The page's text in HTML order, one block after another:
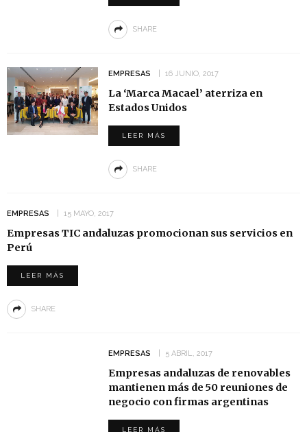
SHARE
EMPRESAS 16 JUNIO, 2017
La ‘Marca Macael’ aterriza en
Estados Unidos
LEER MÁS
SHARE
EMPRESAS 15 MAYO, 2017
Empresas TIC andaluzas promocionan sus servicios en
Perú
LEER MÁS
SHARE
EMPRESAS 5 ABRIL, 2017
Empresas andaluzas de renovables
mantienen más de 50 reuniones de
negocio con firmas argentinas
LEER MÁS